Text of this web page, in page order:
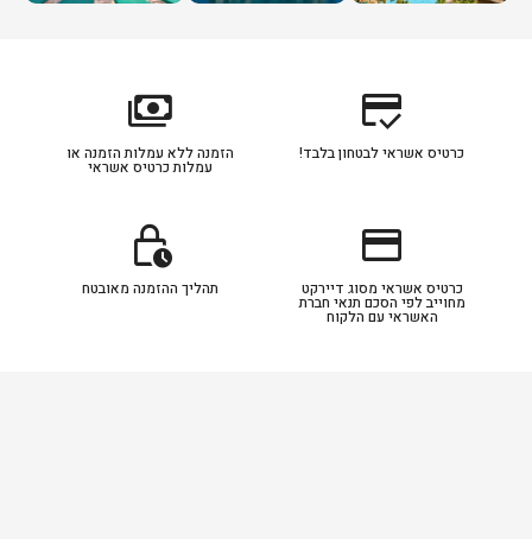
credit_score
כרטיס אשראי לבטחון בלבד!
payments
הזמנה ללא עמלות הזמנה או
עמלות כרטיס אשראי
credit_card
כרטיס אשראי מסוג דיירקט
מחוייב לפי הסכם תנאי חברת
האשראי עם הלקוח
lock_clock
תהליך ההזמנה מאובטח